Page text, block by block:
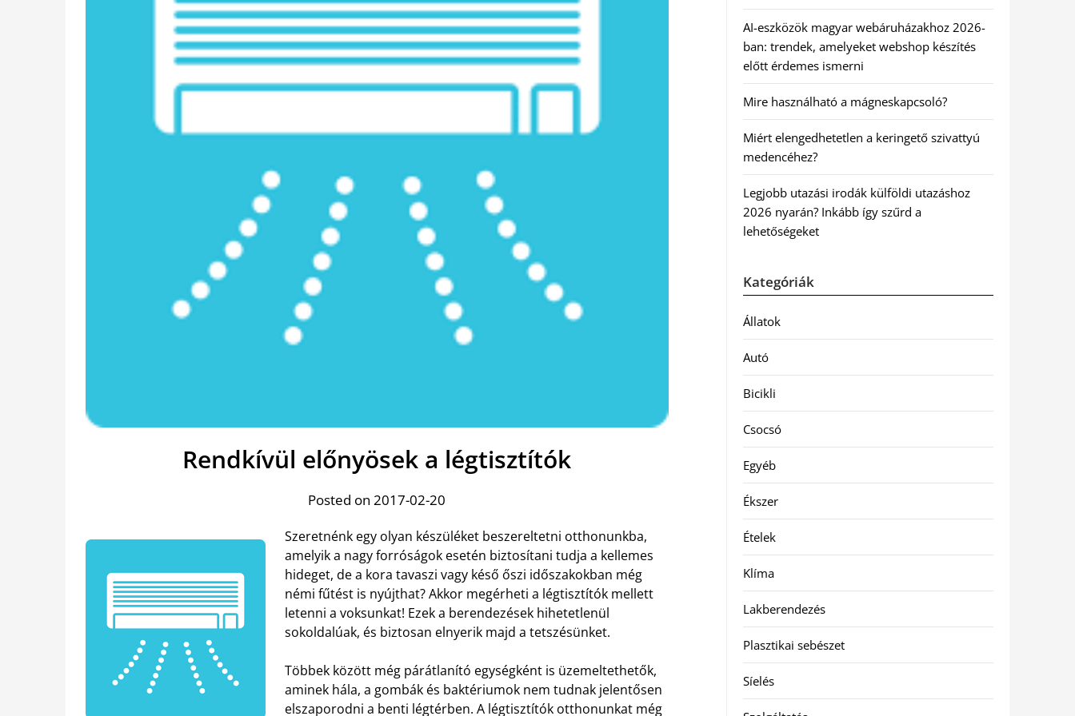
Rendkívül előnyösek a légtisztítók
Posted on 2017-02-20
Szeretnénk egy olyan készüléket beszereltetni otthonunkba,
amelyik a nagy forróságok esetén biztosítani tudja a kellemes
hideget, de a kora tavaszi vagy késő őszi időszakokban még
némi fűtést is nyújthat? Akkor megérheti a légtisztítók mellett
letenni a voksunkat! Ezek a berendezések hihetetlenül
sokoldalúak, és biztosan elnyerik majd a tetszésünket.
Többek között még párátlanító egységként is üzemeltethetők,
aminek hála, a gombák és baktériumok nem tudnak jelentősen
elszaporodni a benti légtérben. A légtisztítók otthonunkat még
AI-eszközök magyar webáruházakhoz 2026-
ban: trendek, amelyeket webshop készítés
előtt érdemes ismerni
Mire használható a mágneskapcsoló?
Miért elengedhetetlen a keringető szivattyú
medencéhez?
Legjobb utazási irodák külföldi utazáshoz
2026 nyarán? Inkább így szűrd a
lehetőségeket
Kategóriák
Állatok
Autó
Bicikli
Csocsó
Egyéb
Ékszer
Ételek
Klíma
Lakberendezés
Plasztikai sebészet
Síelés